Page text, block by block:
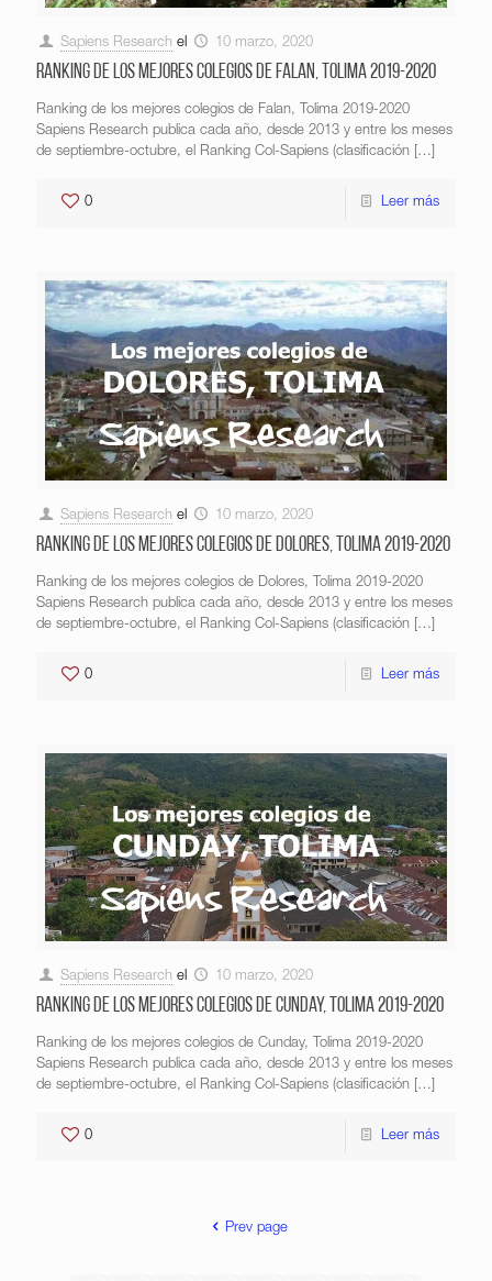
Sapiens Research el 10 marzo, 2020
Ranking de los mejores colegios de Falan, Tolima 2019-2020
Ranking de los mejores colegios de Falan, Tolima 2019-2020
Sapiens Research publica cada año, desde 2013 y entre los meses
de septiembre-octubre, el Ranking Col-Sapiens (clasificación […]
0 Leer más
Sapiens Research el 10 marzo, 2020
Ranking de los mejores colegios de Dolores, Tolima 2019-2020
Ranking de los mejores colegios de Dolores, Tolima 2019-2020
Sapiens Research publica cada año, desde 2013 y entre los meses
de septiembre-octubre, el Ranking Col-Sapiens (clasificación […]
0 Leer más
Sapiens Research el 10 marzo, 2020
Ranking de los mejores colegios de Cunday, Tolima 2019-2020
Ranking de los mejores colegios de Cunday, Tolima 2019-2020
Sapiens Research publica cada año, desde 2013 y entre los meses
de septiembre-octubre, el Ranking Col-Sapiens (clasificación […]
0 Leer más
Prev page